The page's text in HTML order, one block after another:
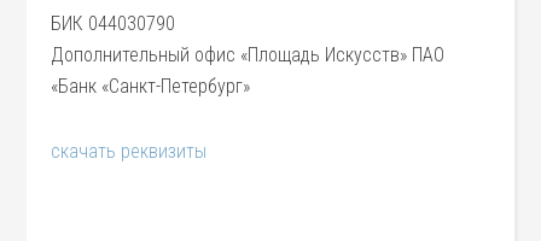
БИК 044030790
Дополнительный офис «Площадь Искусств» ПАО
«Банк «Санкт-Петербург»
скачать реквизиты